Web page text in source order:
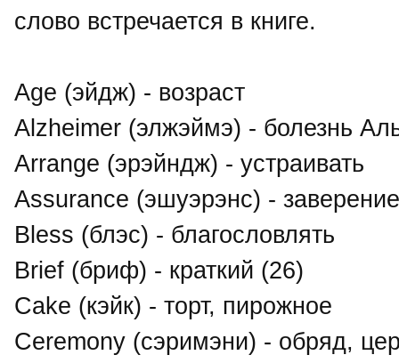
слово встречается в книге.
Age (эйдж) - возраст
Alzheimer (элжэймэ) - болезнь
Arrange (эрэйндж) - устраивать
Assurance (эшуэрэнс) -
Bless (блэс) - благословлять
Brief (бриф) - краткий (26)
Cake (кэйк) - торт, пирожное
Ceremony (сэримэни) - обряд,